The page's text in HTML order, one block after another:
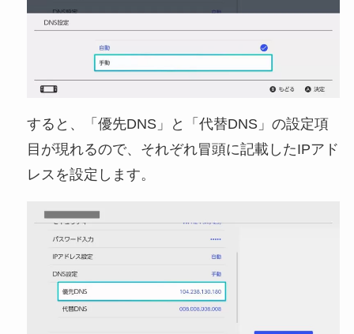
すると、「優先DNS」と「代替DNS」の設定項
目が現れるので、それぞれ冒頭に記載したIPアド
レスを設定します。